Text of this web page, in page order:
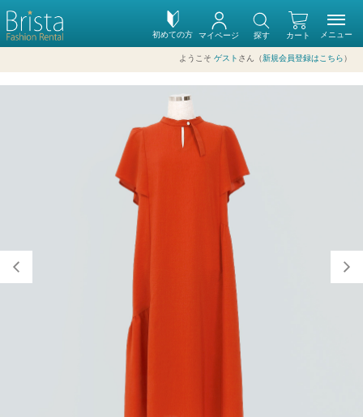
初めての方 カート
マイページ 探す
ようこそ ゲスト さん（新規会員登録はこちら ）
メニュー